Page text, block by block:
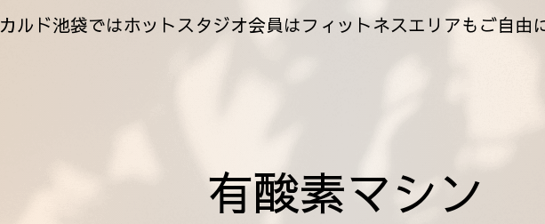
カルド池袋ではホットスタジオ会員はフィットネスエリアもご自由
有酸素マシン